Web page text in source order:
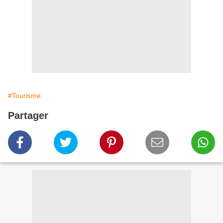
#Tourisme
Partager